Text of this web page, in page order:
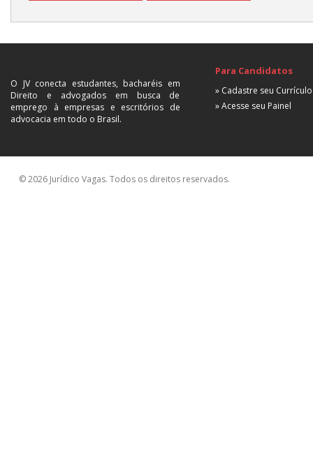
O JV conecta estudantes, bacharéis em
Direito e advogados em busca de
emprego à empresas e escritórios de
advocacia em todo o Brasil.
Para Candidatos
» Cadastre seu Currículo
» Acesse seu Painel
© 2026 Jurídico Vagas. Todos os direitos reservados.